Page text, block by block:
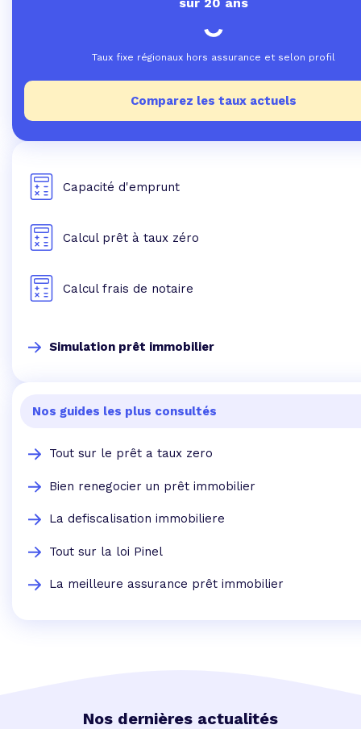
Taux fixe régionaux hors assurance et selon profil
Comparez les taux actuels
Capacité d'emprunt
Calcul prêt à taux zéro
Calcul frais de notaire
Simulation prêt immobilier
Nos guides les plus consultés
Tout sur le prêt a taux zero
Bien renegocier un prêt immobilier
La defiscalisation immobiliere
Tout sur la loi Pinel
La meilleure assurance prêt immobilier
Nos dernières actualités